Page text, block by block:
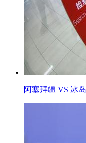
阿塞拜疆 VS 冰岛